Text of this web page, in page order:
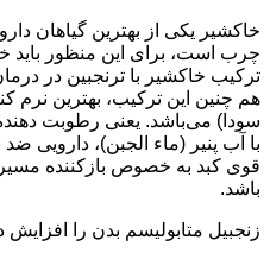
خاکشیر یکی از بهترین گیاهان
چرب است، برای این منظور باید
ترکیب خاکشیر با ترنجبین در
هم چنین این ترکیب، بهترین
سودا) می‌باشد. یعنی رطوبت
با آب پنیر (ماء الجبن)،
قوی کبد به خصوص بازکننده
باشد.
زنجبیل متابولیسم بدن را افزایش